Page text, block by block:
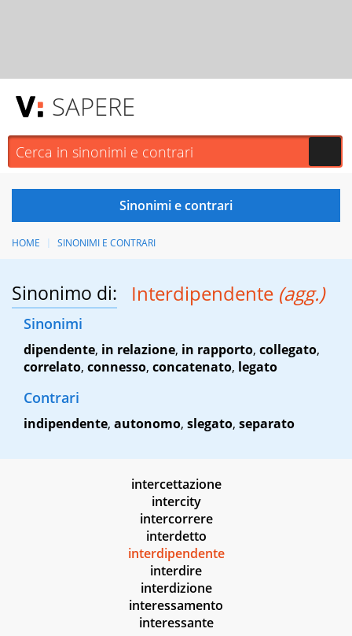
SAPERE
HOME SINONIMI E CONTRARI
Sinonimo di: Interdipendente (agg.)
Sinonimi
dipendente, in relazione, in rapporto, collegato,
correlato, connesso, concatenato, legato
Contrari
indipendente, autonomo, slegato, separato
intercettazione
intercity
intercorrere
interdetto
interdipendente
interdire
interdizione
interessamento
interessante